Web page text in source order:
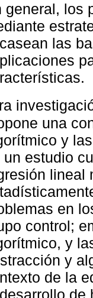
general, los
las
una
y
un estudio
lineal
en
control;
y
y
de la
de